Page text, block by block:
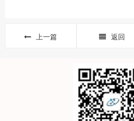
上一篇 返回